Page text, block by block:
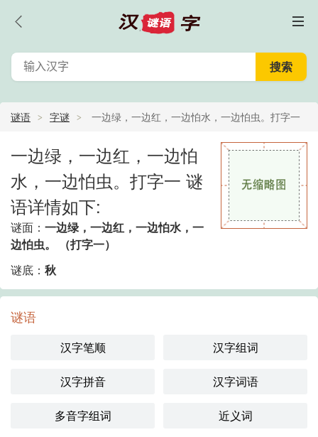
谜语 字谜 一边绿，一边红，一边怕水，一边怕虫。打字一
一边绿，一边红，一边怕
水，一边怕虫。打字一 谜
语详情如下:
谜面： 一边绿，一边红，一边怕水，一
边怕虫。 （打字一）
谜底： 秋
谜语
汉字笔顺 汉字组词
汉字拼音 汉字词语
多音字组词 近义词